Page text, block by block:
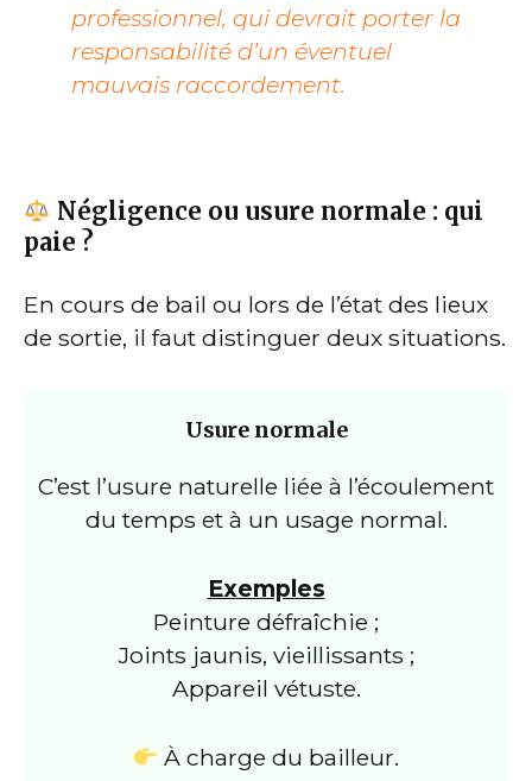
professionnel, qui devrait porter la
responsabilité d’un éventuel
mauvais raccordement.
Négligence ou usure normale : qui
paie ?
En cours de bail ou lors de l’état des lieux
de sortie, il faut distinguer deux situations.
Usure normale
C’est l’usure naturelle liée à l’écoulement
du temps et à un usage normal.
Exemples
Peinture défraîchie ;
Joints jaunis, vieillissants ;
Appareil vétuste.
À charge du bailleur.